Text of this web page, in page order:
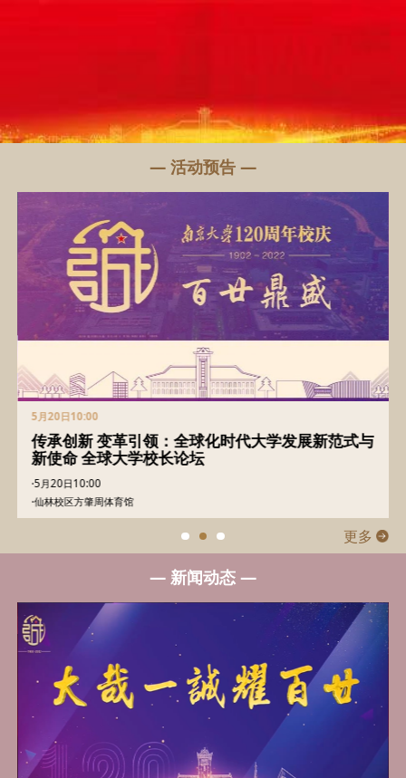
百廿南大邀您“云
回家”！
— 活动预告 —
5月20日10:00
传承创新 变革引领：全球化时代大学发展新范式与
新使命 全球大学校长论坛
·5月20日10:00
·仙林校区方肇周体育馆
更多
— 新闻动态 —